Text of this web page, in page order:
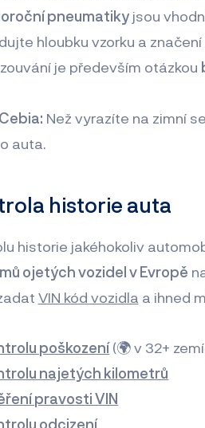
pneumatiky jsou
hloubku vzorku a značení
je především otázkou
Než vyrazíte na zimní
auta.
historie auta
historie jakéhokoliv
ojetých vozidel v Evropě
VIN kód vozidla a ihned
poškození(🌍 v 32+
najetých kilometrů
pravosti VIN
odcizení